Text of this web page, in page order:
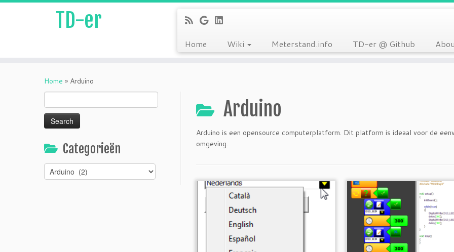
TD-er
Home Wiki Meterstand.info TD-er @ Github
Home » Arduino
for:
Categorieën
Categorieën
Arduino
Arduino is een opensource computerplatform. Dit platform is ideaal voor de
omgeving.